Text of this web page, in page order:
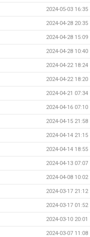
2024-05-03 16:35
2024-04-28 20:35
2024-04-28 15:09
2024-04-28 10:40
2024-04-22 18:24
2024-04-22 18:20
2024-04-21 07:34
2024-04-16 07:10
2024-04-15 21:58
2024-04-14 21:15
2024-04-14 18:55
2024-04-13 07:07
2024-04-08 10:02
2024-03-17 21:12
2024-03-17 01:52
2024-03-10 20:01
2024-03-07 11:08